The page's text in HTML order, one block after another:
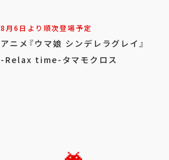
8月6日より順次登場予定
アニメ『ウマ娘 シンデレラグレイ』
-Relax time-タマモクロス